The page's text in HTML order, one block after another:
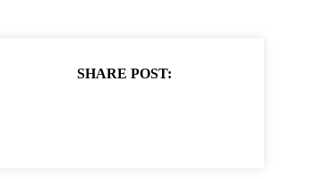
SHARE POST: